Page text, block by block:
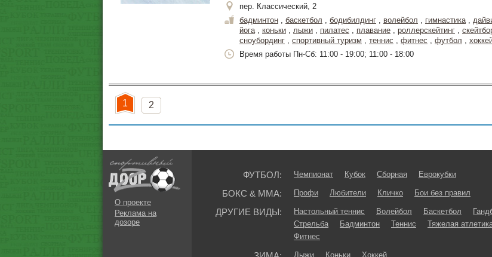
пер. Классический, 2
бадминтон , баскетбол , бодибилдинг , волейбол , гимнастика,
йога, коньки , лыжи , пилатес , плавание , роллерскейтинг ,
сноубординг , спортивный туризм , теннис , фитнес , футбол ,
Время работы Пн-Сб: 11:00 - 19:00; 11:00 - 18:00
1 2
О проекте
Реклама на
дозоре
ФУТБОЛ: Чемпионат Кубок Сборная Еврокубки
БОКС & ММА: Профи Любители Кличко Бои без правил
ДРУГИЕ ВИДЫ: Настольный теннис Волейбол Баскетбол
Стрельба
Бадминтон Теннис Тяжелая
Фитнес
Лыжи Коньки Хоккей